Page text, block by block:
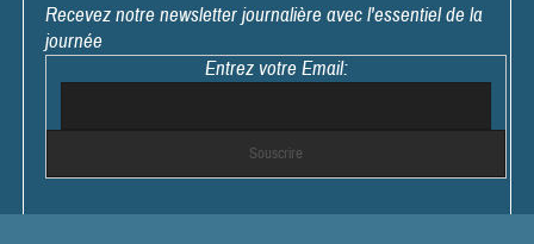
Recevez notre newsletter journalière avec l'essentiel de la
journée
Entrez votre Email: